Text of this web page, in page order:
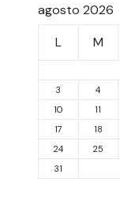
agosto 2026
L
M
3
4
10
11
17
18
24
25
31